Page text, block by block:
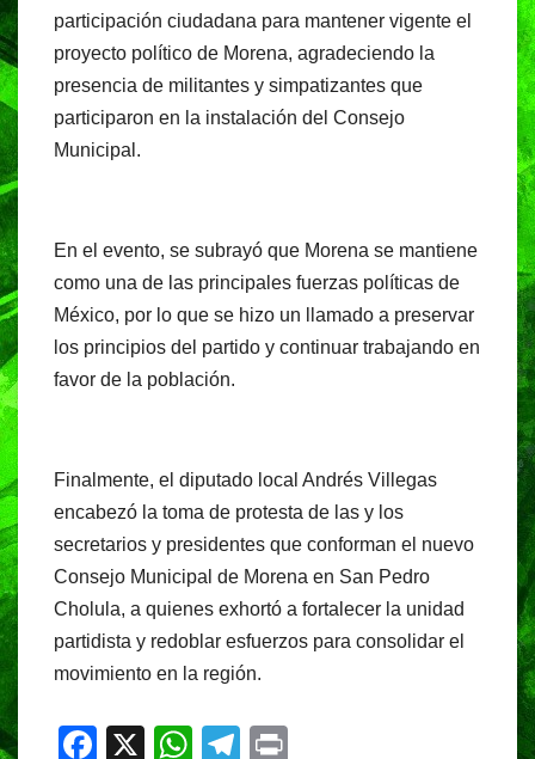
participación ciudadana para mantener vigente el
proyecto político de Morena, agradeciendo la
presencia de militantes y simpatizantes que
participaron en la instalación del Consejo
Municipal.
En el evento, se subrayó que Morena se mantiene
como una de las principales fuerzas políticas de
México, por lo que se hizo un llamado a preservar
los principios del partido y continuar trabajando en
favor de la población.
Finalmente, el diputado local Andrés Villegas
encabezó la toma de protesta de las y los
secretarios y presidentes que conforman el nuevo
Consejo Municipal de Morena en San Pedro
Cholula, a quienes exhortó a fortalecer la unidad
partidista y redoblar esfuerzos para consolidar el
movimiento en la región.
F X W T